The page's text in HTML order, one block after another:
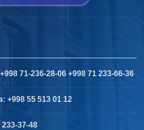
71-236-28-06 +998 71 233-66-36
+998 55 513 01 12
37-48